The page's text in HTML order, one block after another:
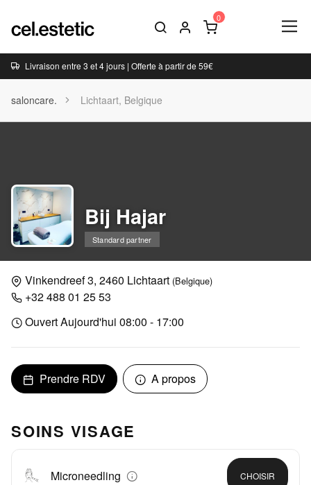
Livraison entre 3 et 4 jours | Offerte à partir de 59€
saloncare. Lichtaart, Belgique
Bij Hajar
Standard partner
Vinkendreef 3, 2460 Lichtaart (Belgique)
+32 488 01 25 53
Ouvert Aujourd'hui 08:00 - 17:00
Prendre RDV A propos
SOINS VISAGE
Microneedling CHOISIR